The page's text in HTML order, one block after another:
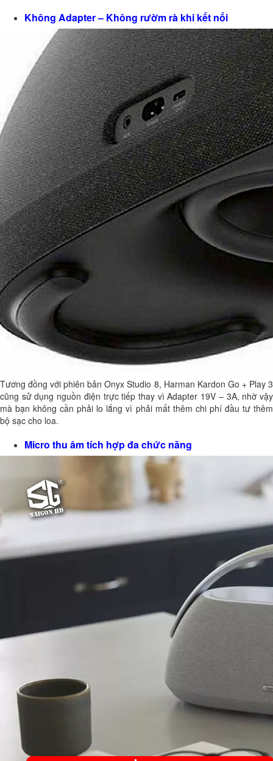
Không Adapter – Không rườm rà khi kết nối
Tương đồng với phiên bản Onyx Studio 8, Harman Kardon Go + Play 3
cũng sử dụng nguồn điện trực tiếp thay vì Adapter 19V – 3A, nhờ vậy
mà bạn không cần phải lo lắng vì phải mất thêm chi phí đầu tư thêm
bộ sạc cho loa.
Micro thu âm tích hợp đa chức năng